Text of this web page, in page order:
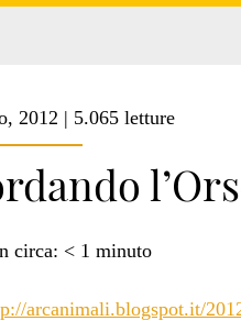
span>
2012 | 5.065 letture
circa: < 1 minuto
arcanimali.blogspot.it/